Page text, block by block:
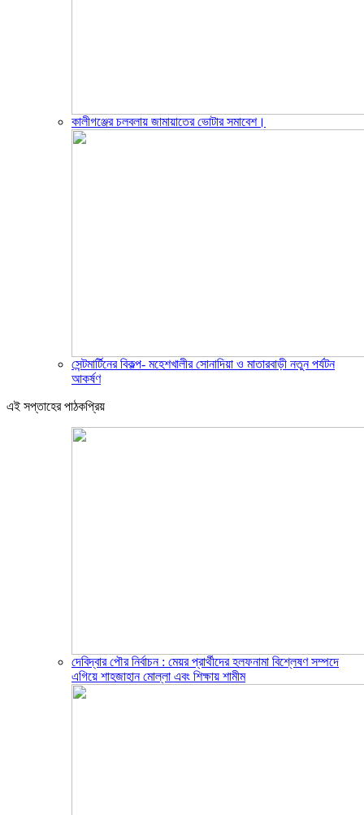
কালীগঞ্জের চলবলায় জামায়াতের ভোটার সমাবেশ।
সেন্টমার্টিনের বিকল্প- মহেশখালীর সোনাদিয়া ও মাতারবাড়ী নতুন পর্যটন
আকর্ষণ
এই সপ্তাহের পাঠকপ্রিয়
দেবিদ্বার পৌর নির্বাচন : মেয়র প্রার্থীদের হলফনামা বিশ্লেষণ সম্পদে
এগিয়ে শাহজাহান মোল্লা এবং শিক্ষায় শামীম